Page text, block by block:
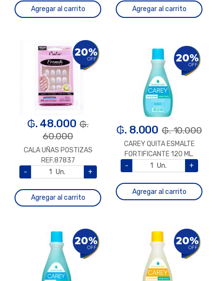
Agregar al carrito Agregar al carrito
20%
OFF
₲. 48.000 ₲.
60.000
CALA UÑAS POSTIZAS
REF.87837
-
Un. +
Agregar al carrito
20%
OFF
₲. 8.000 ₲. 10.000
CAREY QUITA ESMALTE
FORTIFICANTE 120 ML.
-
Un. +
Agregar al carrito
20%
OFF
20%
OFF